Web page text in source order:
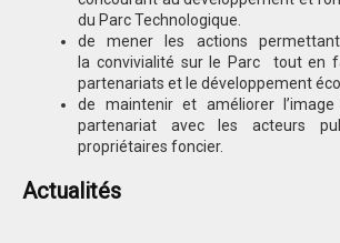
du Parc Technologique.
de mener les actions permettant
la convivialité sur le Parc tout en
partenariats et le développement
de maintenir et améliorer
partenariat avec les acteurs
propriétaires foncier.
Actualités